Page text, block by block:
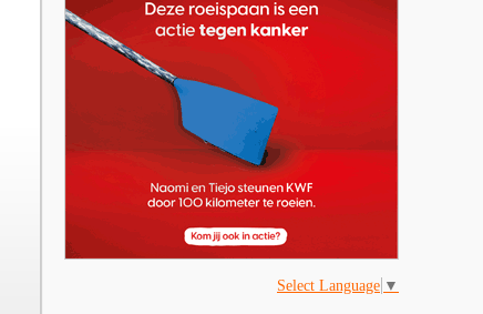
Select Language ▼